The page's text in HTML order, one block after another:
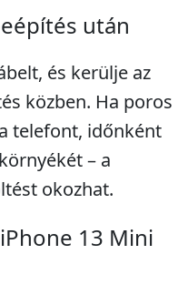
után
és kerülje az
közben. Ha poros
telefont, időnként
– a
okozhat.
13 Mini